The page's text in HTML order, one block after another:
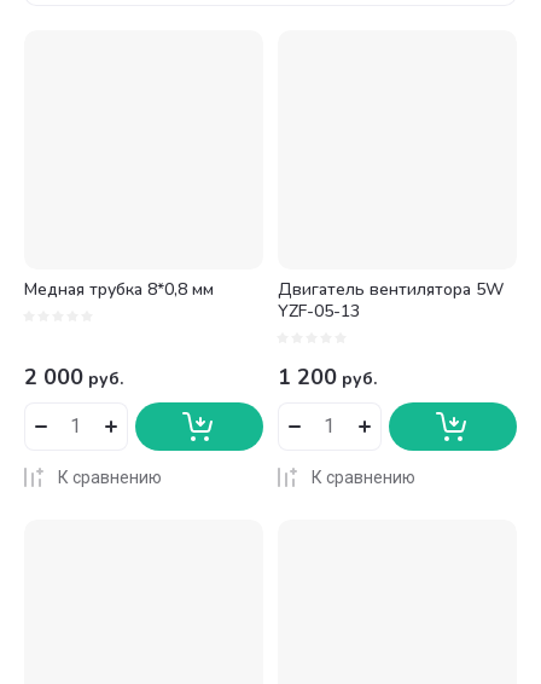
Медная трубка 8*0,8 мм
2 000 руб.
К сравнению
Двигатель вентилятора 5W
YZF-05-13
1 200 руб.
К сравнению